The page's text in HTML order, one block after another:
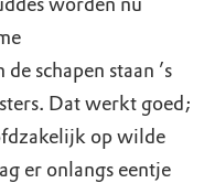
schapen staan ’s
Dat werkt goed;
op wilde
er onlangs eentje